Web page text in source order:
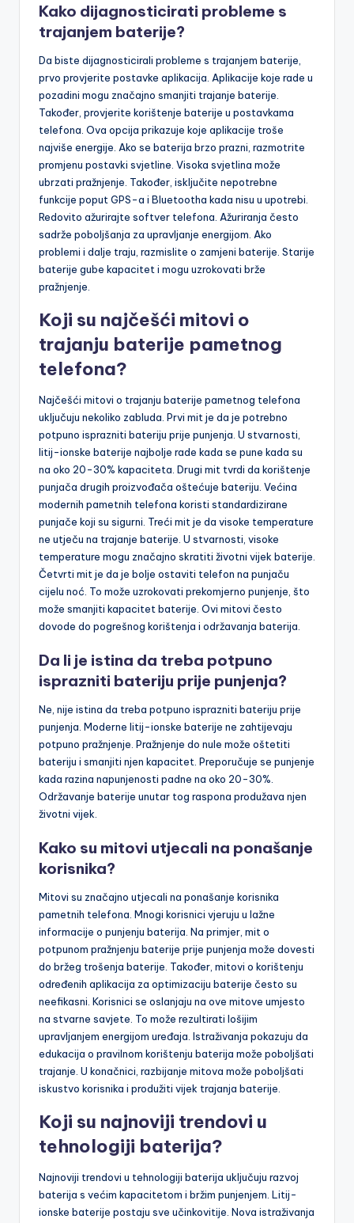
Kako dijagnosticirati probleme s
trajanjem baterije?
Da biste dijagnosticirali probleme s trajanjem baterije,
prvo provjerite postavke aplikacija. Aplikacije koje rade u
pozadini mogu značajno smanjiti trajanje baterije.
Također, provjerite korištenje baterije u postavkama
telefona. Ova opcija prikazuje koje aplikacije troše
najviše energije. Ako se baterija brzo prazni, razmotrite
promjenu postavki svjetline. Visoka svjetlina može
ubrzati pražnjenje. Također, isključite nepotrebne
funkcije poput GPS-a i Bluetootha kada nisu u upotrebi.
Redovito ažurirajte softver telefona. Ažuriranja često
sadrže poboljšanja za upravljanje energijom. Ako
problemi i dalje traju, razmislite o zamjeni baterije. Starije
baterije gube kapacitet i mogu uzrokovati brže
pražnjenje.
Koji su najčešći mitovi o
trajanju baterije pametnog
telefona?
Najčešći mitovi o trajanju baterije pametnog telefona
uključuju nekoliko zabluda. Prvi mit je da je potrebno
potpuno isprazniti bateriju prije punjenja. U stvarnosti,
litij-ionske baterije najbolje rade kada se pune kada su
na oko 20-30% kapaciteta. Drugi mit tvrdi da korištenje
punjača drugih proizvođača oštećuje bateriju. Većina
modernih pametnih telefona koristi standardizirane
punjače koji su sigurni. Treći mit je da visoke temperature
ne utječu na trajanje baterije. U stvarnosti, visoke
temperature mogu značajno skratiti životni vijek baterije.
Četvrti mit je da je bolje ostaviti telefon na punjaču
cijelu noć. To može uzrokovati prekomjerno punjenje, što
može smanjiti kapacitet baterije. Ovi mitovi često
dovode do pogrešnog korištenja i održavanja baterija.
Da li je istina da treba potpuno
isprazniti bateriju prije punjenja?
Ne, nije istina da treba potpuno isprazniti bateriju prije
punjenja. Moderne litij-ionske baterije ne zahtijevaju
potpuno pražnjenje. Pražnjenje do nule može oštetiti
bateriju i smanjiti njen kapacitet. Preporučuje se punjenje
kada razina napunjenosti padne na oko 20-30%.
Održavanje baterije unutar tog raspona produžava njen
životni vijek.
Kako su mitovi utjecali na ponašanje
korisnika?
Mitovi su značajno utjecali na ponašanje korisnika
pametnih telefona. Mnogi korisnici vjeruju u lažne
informacije o punjenju baterija. Na primjer, mit o
potpunom pražnjenju baterije prije punjenja može dovesti
do bržeg trošenja baterije. Također, mitovi o korištenju
određenih aplikacija za optimizaciju baterije često su
neefikasni. Korisnici se oslanjaju na ove mitove umjesto
na stvarne savjete. To može rezultirati lošijim
upravljanjem energijom uređaja. Istraživanja pokazuju da
edukacija o pravilnom korištenju baterija može poboljšati
trajanje. U konačnici, razbijanje mitova može poboljšati
iskustvo korisnika i produžiti vijek trajanja baterije.
Koji su najnoviji trendovi u
tehnologiji baterija?
Najnoviji trendovi u tehnologiji baterija uključuju razvoj
baterija s većim kapacitetom i bržim punjenjem. Litij-
ionske baterije postaju sve učinkovitije. Nova istraživanja